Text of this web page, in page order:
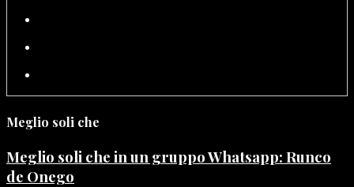
Meglio soli che
Meglio soli che in un gruppo Whatsapp: Runco
de Onego